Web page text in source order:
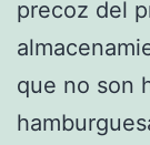
precoz del
que no son